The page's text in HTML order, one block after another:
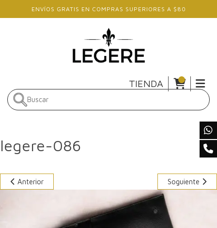
Skip to main content
ENVÍOS GRATIS EN COMPRAS SUPERIORES A $80
TIENDA
legere-086
Anterior Soguiente